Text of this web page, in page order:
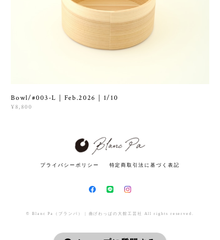
Bowl/#003-L｜Feb.2026｜1/10
¥8,800
プライバシーポリシー 特定商取引法に基づく表記
© Blanc Pa（ブランパ） | 曲げわっぱの大館工芸社 All rights reserved.